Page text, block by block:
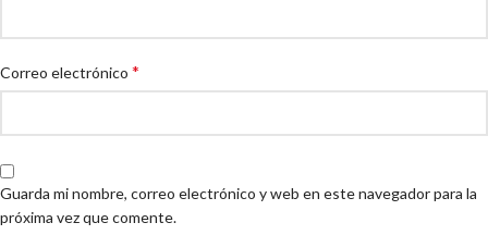
Correo electrónico *
Guarda mi nombre, correo electrónico y web en este navegador para la
próxima vez que comente.